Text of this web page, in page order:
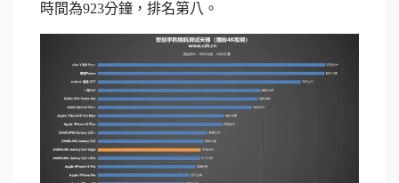
時間為923分鐘，排名第八。